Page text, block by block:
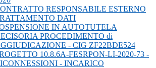
RESPONSABILE ESTERNO
DATI
IN AUTOTUTELA
PROCEDIMENTO di
- CIG ZF22BDE524
10.8.6A-FESRPON-LI-2020-73 -
- INCARICO